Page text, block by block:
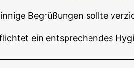
Begrü­ßun­gen soll­te
ein ent­spre­chen­des